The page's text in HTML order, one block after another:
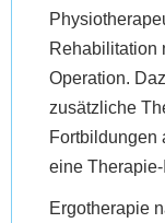
Rehabilitation
Operation.
zusätzliche
Fortbildungen
eine
Ergotherapie